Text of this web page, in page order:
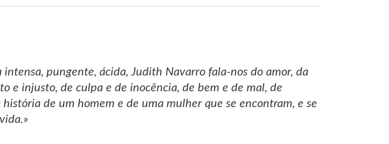
pungente, ácida, Judith Navarro fala-nos do amor, da
e injusto, de culpa e de inocência, de bem e de mal, de
de um homem e de uma mulher que se encontram, e se